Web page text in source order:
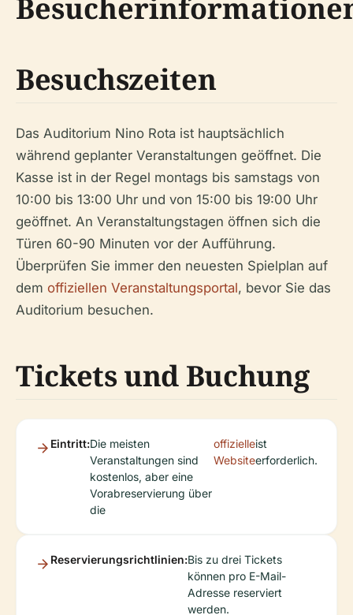
Besuchszeiten
Das Auditorium Nino Rota ist hauptsächlich
während geplanter Veranstaltungen geöffnet. Die
Kasse ist in der Regel montags bis samstags von
10:00 bis 13:00 Uhr und von 15:00 bis 19:00 Uhr
geöffnet. An Veranstaltungstagen öffnen sich die
Türen 60-90 Minuten vor der Aufführung.
Überprüfen Sie immer den neuesten Spielplan auf
dem offiziellen Veranstaltungsportal, bevor Sie das
Auditorium besuchen.
Tickets und Buchung
Eintritt:Die meisten
Veranstaltungen sind
kostenlos, aber eine
Vorabreservierung über
die
offizielle
Website
ist
erforderlich.
Reservierungsrichtlinien:Bis zu drei Tickets
können pro E-Mail-
Adresse reserviert
werden.